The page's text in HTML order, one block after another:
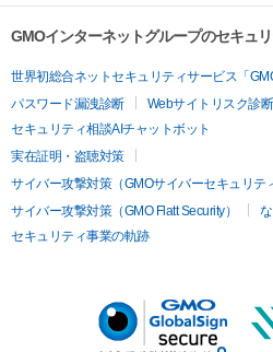
GMOインターネットグループのセキュ
世界初総合ネットセキュリティサービス「
パスワード漏洩診断
Webサイトリスク診断
セキュリティ相談AIチャットボット
実在証明・盗聴対策
サイバー攻撃対策（GMOサイバーセキュリテ
サイバー攻撃対策（GMO Flatt Security）
セキュリティ事業の軌跡